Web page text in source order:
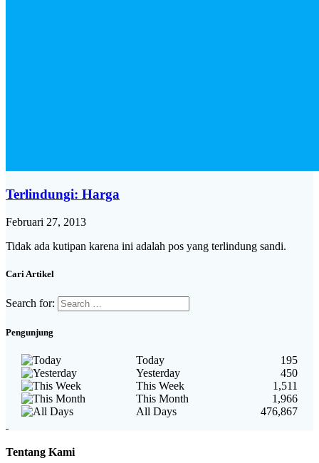
Terlindungi: Harga
Februari 27, 2013
Tidak ada kutipan karena ini adalah pos yang terlindung sandi.
Cari Artikel
Search for:
Pengunjung
Today
195
Yesterday
450
This Week
1,511
This Month
1,966
All Days
476,867
Tentang Kami